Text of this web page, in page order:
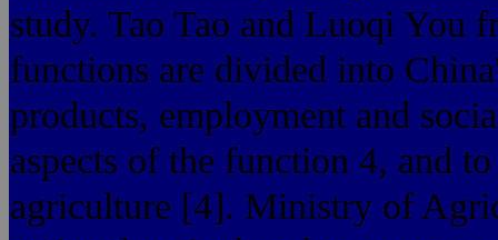
study. Tao Tao and Luoqi You
functions are divided into
products, employment and
aspects of the function 4, and
agriculture [4]. Ministry of